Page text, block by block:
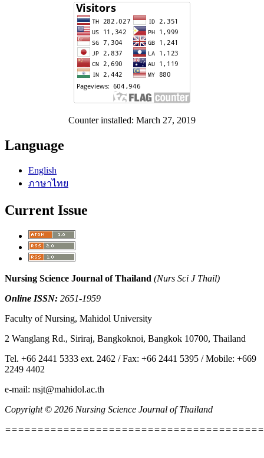
Counter installed: March 27, 2019
Language
English
ภาษาไทย
Current Issue
Nursing Science Journal of Thailand (Nurs Sci J Thail)
Online ISSN: 2651-1959
Faculty of Nursing, Mahidol University
2 Wanglang Rd., Siriraj, Bangkoknoi, Bangkok 10700, Thailand
Tel. +66 2441 5333 ext. 2462 / Fax: +66 2441 5395 / Mobile: +669
2249 4402
e-mail: nsjt@mahidol.ac.th
Copyright © 2026 Nursing Science Journal of Thailand